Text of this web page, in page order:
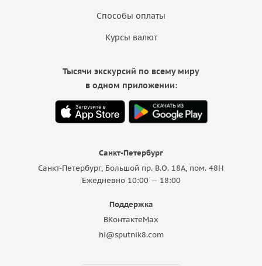
Способы оплаты
Курсы валют
Санкт-Петербург
Санкт-Петербург, Большой пр. В.О. 18A, пом. 48Н
Ежедневно 10:00 — 18:00
Поддержка
ВКонтактеMax
hi@sputnik8.com
Тысячи экскурсий по всему миру
в одном приложении: